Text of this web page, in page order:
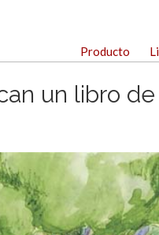
Producto
un libro de